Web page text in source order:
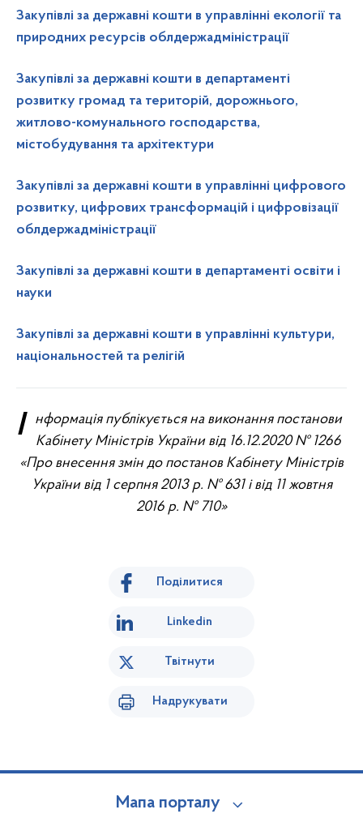
Закупівлі за державні кошти в управлінні екології та
природних ресурсів облдержадміністрації
Закупівлі за державні кошти в департаменті
розвитку громад та територій, дорожнього,
житлово-комунального господарства,
містобудування та архітектури
Закупівлі за державні кошти в управлінні цифрового
розвитку, цифрових трансформацій і цифровізації
облдержадміністрації
Закупівлі за державні кошти в департаменті освіти і
науки
Закупівлі за державні кошти в управлінні культури,
національностей та релігій
Інформація публікується на виконання постанови
Кабінету Міністрів України від 16.12.2020 № 1266
«Про внесення змін до постанов Кабінету Міністрів
України від 1 серпня 2013 р. № 631 і від 11 жовтня
2016 р. № 710»
Поділитися
Linkedin
Твітнути
Надрукувати
Мапа порталу